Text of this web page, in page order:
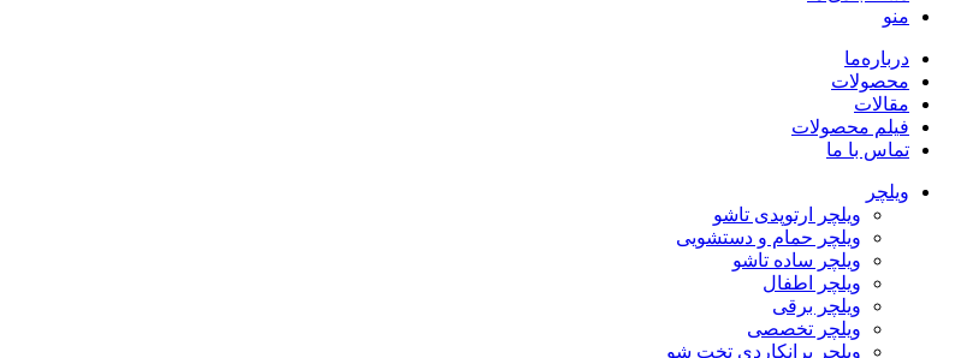
منو
درباره‌ما
محصولات
مقالات
فیلم محصولات
تماس با ما
ویلچر
ویلچر ارتوپدی تاشو
ویلچر حمام و دستشویی
ویلچر ساده تاشو
ویلچر اطفال
ویلچر برقی
ویلچر تخصصی
ویلچر برانکاردی تخت شو